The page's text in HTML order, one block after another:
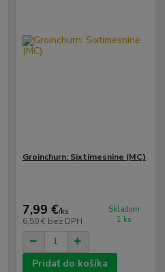
Groinchurn: Sixtimesnine (MC)
7,99 €/ks
6,50 € bez DPH
Skladom
1 ks
Pridať do košíka